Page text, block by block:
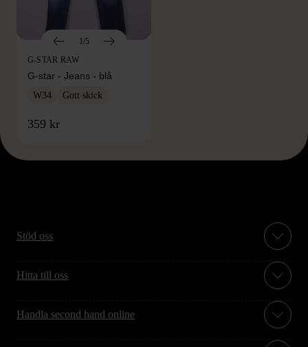
1/5
G-STAR RAW
G-star - Jeans - blå
W34 Gott skick
359 kr
Stöd oss
Hitta till oss
Handla second hand online